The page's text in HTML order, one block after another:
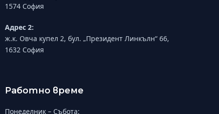
1574 София
Адрес 2:
ж.к. Овча купел 2, бул. „Президент Линкълн“ 66,
1632 София
Работно време
Понеделник – Събота: